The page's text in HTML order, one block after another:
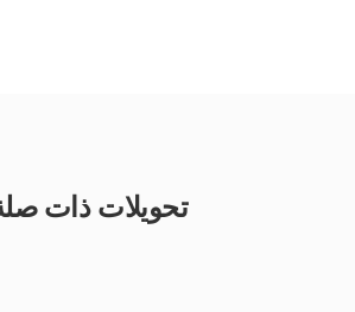
تحويلات ذات